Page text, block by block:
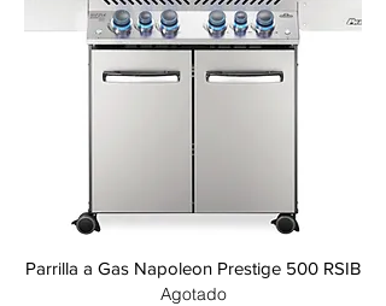
Parrilla a Gas Napoleon Prestige 500 RSIB
Agotado